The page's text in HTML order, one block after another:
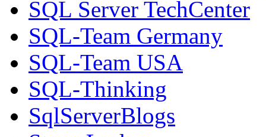
SQL Server TechCenter
SQL-Team Germany
SQL-Team USA
SQL-Thinking
SqlServerBlogs